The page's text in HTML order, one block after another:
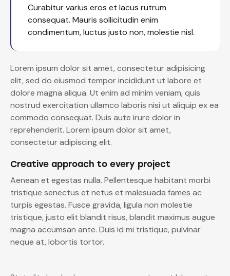
Curabitur varius eros et lacus rutrum
consequat. Mauris sollicitudin enim
condimentum, luctus justo non, molestie nisl.
Lorem ipsum dolor sit amet, consectetur adipisicing
elit, sed do eiusmod tempor incididunt ut labore et
dolore magna aliqua. Ut enim ad minim veniam, quis
nostrud exercitation ullamco laboris nisi ut aliquip ex ea
commodo consequat. Duis aute irure dolor in
reprehenderit. Lorem ipsum dolor sit amet,
consectetur adipiscing elit.
Creative approach to every project
Aenean et egestas nulla. Pellentesque habitant morbi
tristique senectus et netus et malesuada fames ac
turpis egestas. Fusce gravida, ligula non molestie
tristique, justo elit blandit risus, blandit maximus augue
magna accumsan ante. Duis id mi tristique, pulvinar
neque at, lobortis tortor.